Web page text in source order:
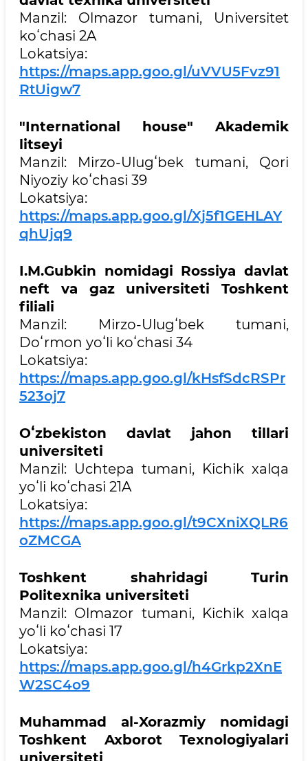
Manzil: Olmazor tumani, Universitet
koʻchasi 2A
Lokatsiya:
https://maps.app.goo.gl/uVVU5Fvz91
RtUigw7
"International house" Akademik
litseyi
Manzil: Mirzo-Ulugʻbek tumani, Qori
Niyoziy koʻchasi 39
Lokatsiya:
https://maps.app.goo.gl/Xj5f1GEHLAY
qhUjq9
I.M.Gubkin nomidagi Rossiya davlat
neft va gaz universiteti Toshkent
filiali
Manzil: Mirzo-Ulugʻbek tumani,
Doʻrmon yoʻli koʻchasi 34
Lokatsiya:
https://maps.app.goo.gl/kHsfSdcRSPr
523oj7
Oʻzbekiston davlat jahon tillari
universiteti
Manzil: Uchtepa tumani, Kichik xalqa
yoʻli koʻchasi 21A
Lokatsiya:
https://maps.app.goo.gl/t9CXniXQLR6
oZMCGA
Toshkent shahridagi Turin
Politexnika universiteti
Manzil: Olmazor tumani, Kichik xalqa
yoʻli koʻchasi 17
Lokatsiya:
https://maps.app.goo.gl/h4Grkp2XnE
W2SC4o9
Muhammad al-Xorazmiy nomidagi
Toshkent Axborot Texnologiyalari
universiteti